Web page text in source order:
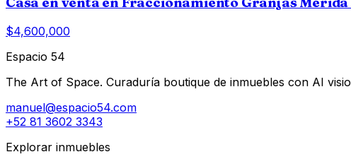
$4,600,000
Espacio 54
The Art of Space. Curaduría boutique de inmuebles con AI
manuel@espacio54.com
+52 81 3602 3343
Explorar inmuebles